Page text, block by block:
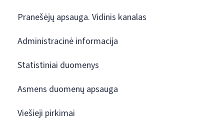
Pranešėjų apsauga. Vidinis kanalas
Administracinė informacija
Statistiniai duomenys
Asmens duomenų apsauga
Viešieji pirkimai